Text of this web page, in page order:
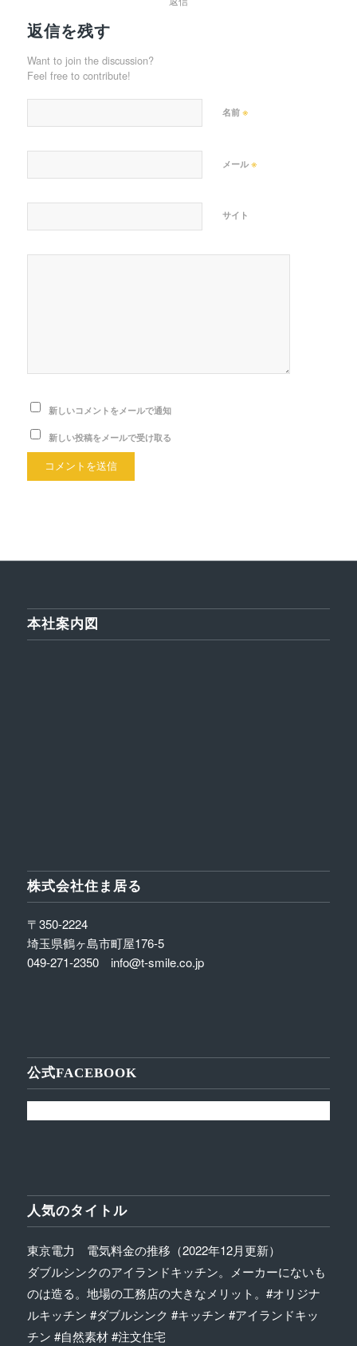
返信を残す
Want to join the discussion?
Feel free to contribute!
名前 ※
メール ※
サイト
新しいコメントをメールで通知
新しい投稿をメールで受け取る
本社案内図
株式会社住ま居る
〒350-2224
埼玉県鶴ヶ島市町屋176-5
049-271-2350 info@t-smile.co.jp
公式FACEBOOK
人気のタイトル
東京電力 電気料金の推移（2022年12月更新）
ダブルシンクのアイランドキッチン。メーカーにないも
のは造る。地場の工務店の大きなメリット。#オリジナ
ルキッチン #ダブルシンク #キッチン #アイランドキッ
チン #自然素材 #注文住宅